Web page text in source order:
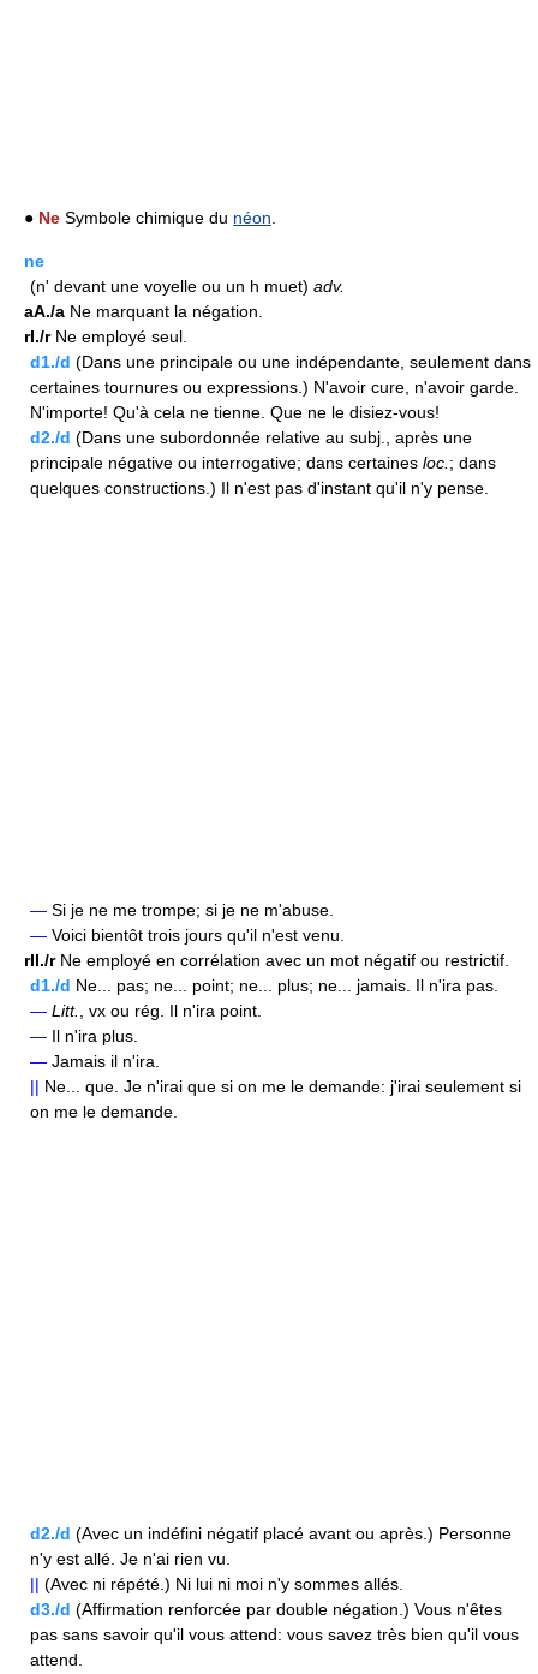
● Ne Symbole chimique du néon.
ne
(n' devant une voyelle ou un h muet) adv.
aA./a Ne marquant la négation.
rI./rNe employé seul.
d1./d (Dans une principale ou une indépendante, seulement dans
certaines tournures ou expressions.) N'avoir cure, n'avoir garde.
N'importe! Qu'à cela ne tienne. Que ne le disiez-vous!
d2./d (Dans une subordonnée relative au subj., après une
principale négative ou interrogative; dans certaines loc.; dans
quelques constructions.) Il n'est pas d'instant qu'il n'y pense.
— Si je ne me trompe; si je ne m'abuse.
— Voici bientôt trois jours qu'il n'est venu.
rII./rNe employé en corrélation avec un mot négatif ou restrictif.
d1./d Ne... pas; ne... point; ne... plus; ne... jamais. Il n'ira pas.
— Litt., vx ou rég. Il n'ira point.
— Il n'ira plus.
— Jamais il n'ira.
|| Ne... que. Je n'irai que si on me le demande: j'irai seulement si
on me le demande.
d2./d (Avec un indéfini négatif placé avant ou après.) Personne
n'y est allé. Je n'ai rien vu.
|| (Avec ni répété.) Ni lui ni moi n'y sommes allés.
d3./d (Affirmation renforcée par double négation.) Vous n'êtes
pas sans savoir qu'il vous attend: vous savez très bien qu'il vous
attend.